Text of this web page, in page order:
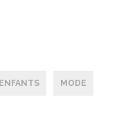
ENFANTS MODE